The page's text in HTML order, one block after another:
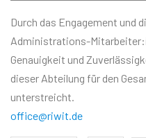
Durch das Engagement und
Administrations-
Genauigkeit und
dieser Abteilung für den
unterstreicht.
office@riwit.de